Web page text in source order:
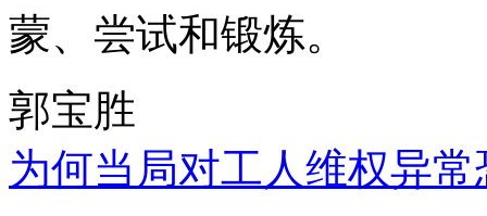
蒙、尝试和锻炼。
郭宝胜
为何当局对工人维权异